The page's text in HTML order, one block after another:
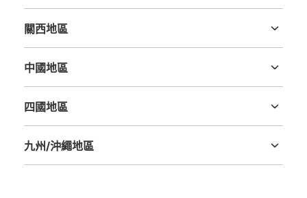
關西地區
中國地區
四國地區
九州/沖繩地區